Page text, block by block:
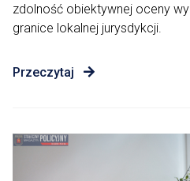
zdolność obiektywnej oceny
granice lokalnej jurysdykcji.
Przeczytaj